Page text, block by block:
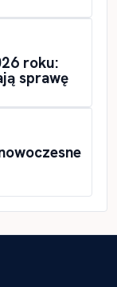
roku:
sprawę